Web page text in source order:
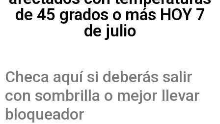
de 45 grados o más HOY 7
de julio
Checa aquí si deberás salir
con sombrilla o mejor llevar
bloqueador